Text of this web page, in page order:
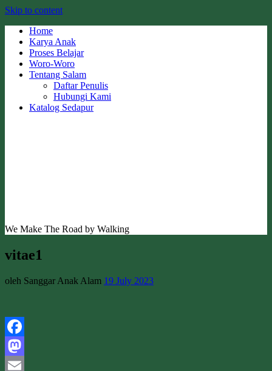
Skip to content
Home
Karya Anak
Proses Belajar
Woro-Woro
Tentang Salam
Daftar Penulis
Hubungi Kami
Katalog Sedapur
We Make The Road by Walking
vitae1
oleh Sanggar Anak Alam 19 July 2023
Facebook
Mastodon